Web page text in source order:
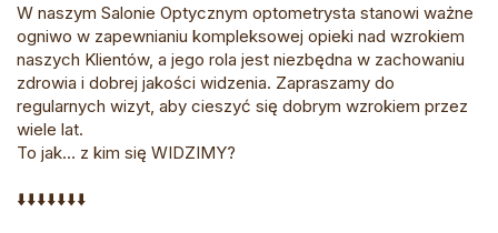
W naszym Salonie Optycznym optometrysta stanowi ważne
ogniwo w zapewnianiu kompleksowej opieki nad wzrokiem
naszych Klientów, a jego rola jest niezbędna w zachowaniu
zdrowia i dobrej jakości widzenia. Zapraszamy do
regularnych wizyt, aby cieszyć się dobrym wzrokiem przez
wiele lat.
To jak… z kim się WIDZIMY?
⬇️⬇️⬇️⬇️⬇️⬇️⬇️